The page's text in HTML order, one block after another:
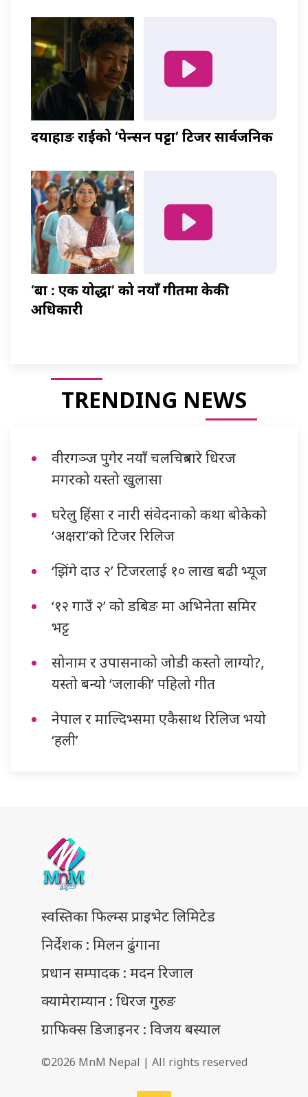
दयाहाङ राईको ‘पेन्सन पट्टा’ टिजर सार्वजनिक
‘बा : एक योद्धा’ को नयाँ गीतमा केकी
अधिकारी
TRENDING NEWS
वीरगञ्ज पुगेर नयाँ चलचित्रबारे धिरज
मगरको यस्तो खुलासा
घरेलु हिंसा र नारी संवेदनाको कथा बोकेको
‘अक्षरा’को टिजर रिलिज
‘झिंगे दाउ २’ टिजरलाई १० लाख बढी भ्यूज
‘१२ गाउँ २’ को डबिङ मा अभिनेता समिर
भट्ट
सोनाम र उपासनाको जोडी कस्तो लाग्यो?,
यस्तो बन्यो ‘जलाकी’ पहिलो गीत
नेपाल र माल्दिभ्समा एकैसाथ रिलिज भयो
‘हली’
स्वस्तिका फिल्म्स प्राइभेट लिमिटेड
निर्देशक : मिलन ढुंगाना
प्रधान सम्पादक : मदन रिजाल
क्यामेराम्यान : धिरज गुरुङ
ग्राफिक्स डिजाइनर : विजय बस्याल
©2026 MnM Nepal | All rights reserved